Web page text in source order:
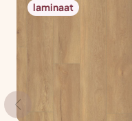
laminaat